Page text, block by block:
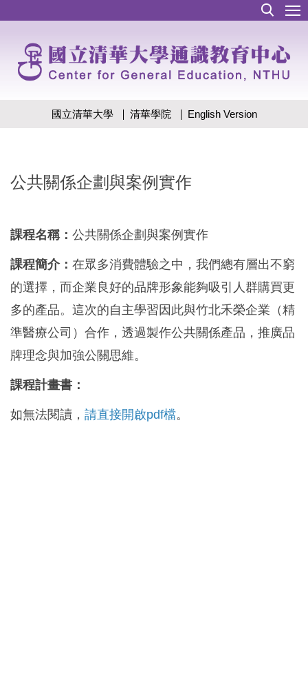
國立清華大學 清華學院 English Version
公共關係企劃與案例實作
課程名稱： 公共關係企劃與案例實作
課程簡介： 在眾多消費體驗之中，我們總有層出不窮
的選擇，而企業良好的品牌形象能夠吸引人群購買更
多的產品。這次的自主學習因此與竹北禾榮企業（精
準醫療公司）合作，透過製作公共關係產品，推廣品
牌理念與加強公關思維。
課程計畫書：
如無法閱讀， 請直接開啟pdf檔。